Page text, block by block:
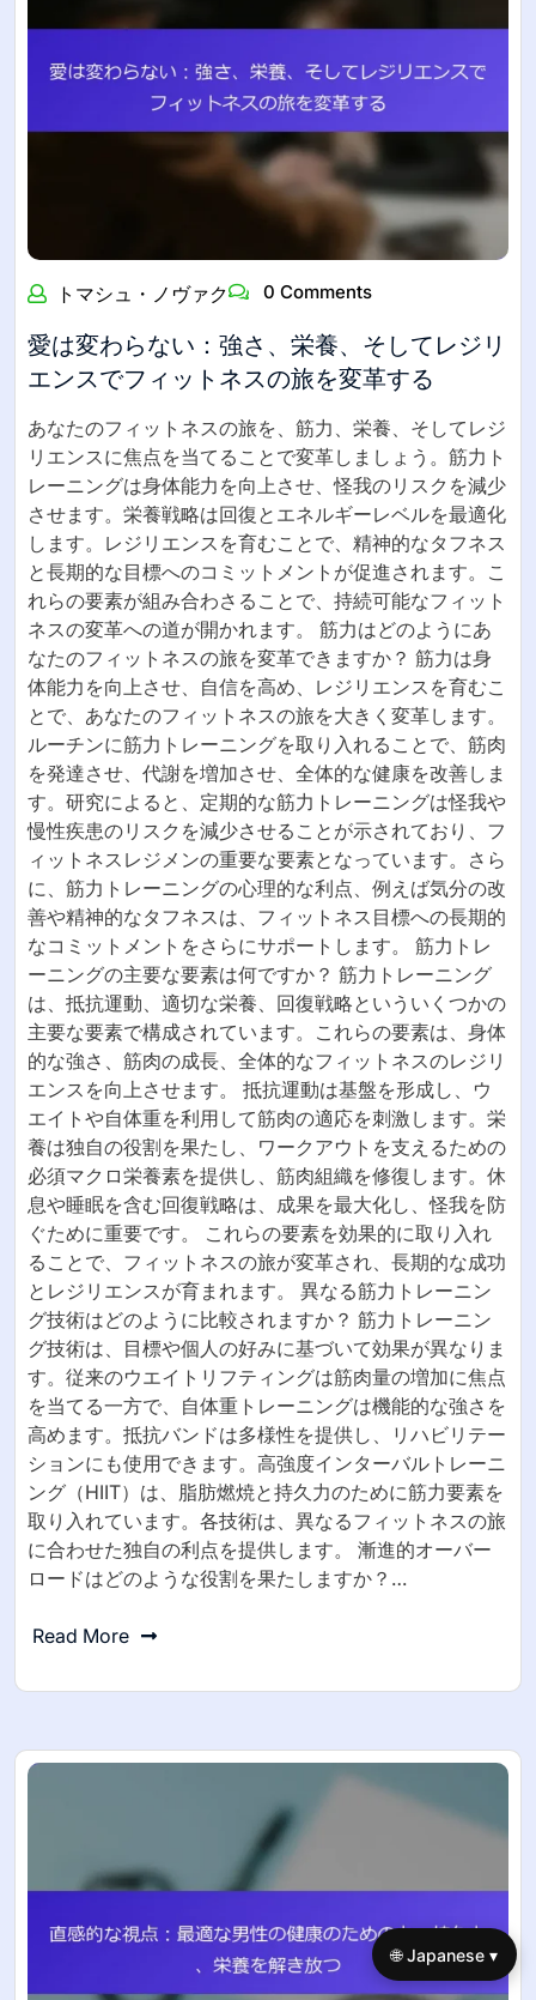
トマシュ・ノヴァク 0 Comments
愛は変わらない：強さ、栄養、そしてレジリ
エンスでフィットネスの旅を変革する
あなたのフィットネスの旅を、筋力、栄養、そしてレジ
リエンスに焦点を当てることで変革しましょう。筋力ト
レーニングは身体能力を向上させ、怪我のリスクを減少
させます。栄養戦略は回復とエネルギーレベルを最適化
します。レジリエンスを育むことで、精神的なタフネス
と長期的な目標へのコミットメントが促進されます。こ
れらの要素が組み合わさることで、持続可能なフィット
ネスの変革への道が開かれます。 筋力はどのようにあ
なたのフィットネスの旅を変革できますか？ 筋力は身
体能力を向上させ、自信を高め、レジリエンスを育むこ
とで、あなたのフィットネスの旅を大きく変革します。
ルーチンに筋力トレーニングを取り入れることで、筋肉
を発達させ、代謝を増加させ、全体的な健康を改善しま
す。研究によると、定期的な筋力トレーニングは怪我や
慢性疾患のリスクを減少させることが示されており、フ
ィットネスレジメンの重要な要素となっています。さら
に、筋力トレーニングの心理的な利点、例えば気分の改
善や精神的なタフネスは、フィットネス目標への長期的
なコミットメントをさらにサポートします。 筋力トレ
ーニングの主要な要素は何ですか？ 筋力トレーニング
は、抵抗運動、適切な栄養、回復戦略といういくつかの
主要な要素で構成されています。これらの要素は、身体
的な強さ、筋肉の成長、全体的なフィットネスのレジリ
エンスを向上させます。 抵抗運動は基盤を形成し、ウ
エイトや自体重を利用して筋肉の適応を刺激します。栄
養は独自の役割を果たし、ワークアウトを支えるための
必須マクロ栄養素を提供し、筋肉組織を修復します。休
息や睡眠を含む回復戦略は、成果を最大化し、怪我を防
ぐために重要です。 これらの要素を効果的に取り入れ
ることで、フィットネスの旅が変革され、長期的な成功
とレジリエンスが育まれます。 異なる筋力トレーニン
グ技術はどのように比較されますか？ 筋力トレーニン
グ技術は、目標や個人の好みに基づいて効果が異なりま
す。従来のウエイトリフティングは筋肉量の増加に焦点
を当てる一方で、自体重トレーニングは機能的な強さを
高めます。抵抗バンドは多様性を提供し、リハビリテー
ションにも使用できます。高強度インターバルトレーニ
ング（HIIT）は、脂肪燃焼と持久力のために筋力要素を
取り入れています。各技術は、異なるフィットネスの旅
に合わせた独自の利点を提供します。 漸進的オーバー
ロードはどのような役割を果たしますか？…
Read More
🌐 Japanese ▾